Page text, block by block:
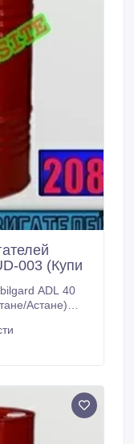
003 (Купи
ADL 40
Астане)